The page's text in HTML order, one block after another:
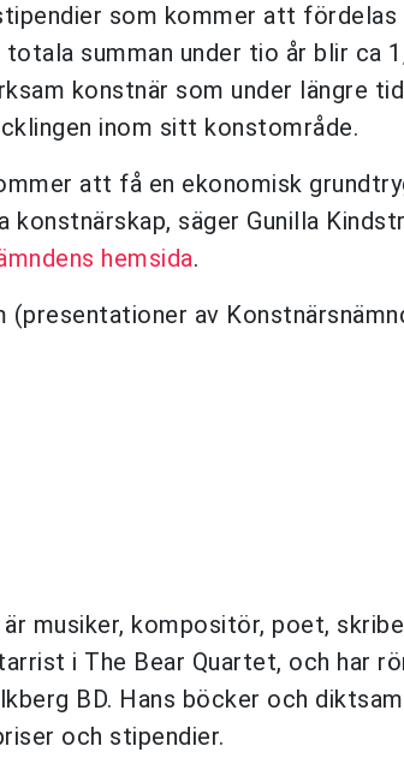
som kommer att
summan under tio år blir ca
konstnär som under längre
inom sitt konstområde.
att få en ekonomisk
säger Gunilla
hemsida.
av
musiker, kompositör, poet,
i The Bear Quartet, och har
BD. Hans böcker och
och stipendier.